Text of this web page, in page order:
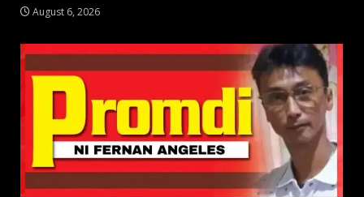
August 6, 2026